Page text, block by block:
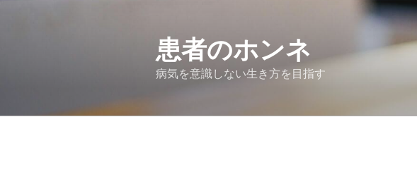
患者のホンネ
病気を意識しない生き方を目指す